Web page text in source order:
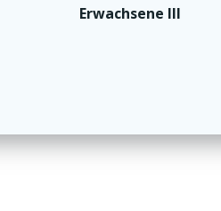
Erwachsene III